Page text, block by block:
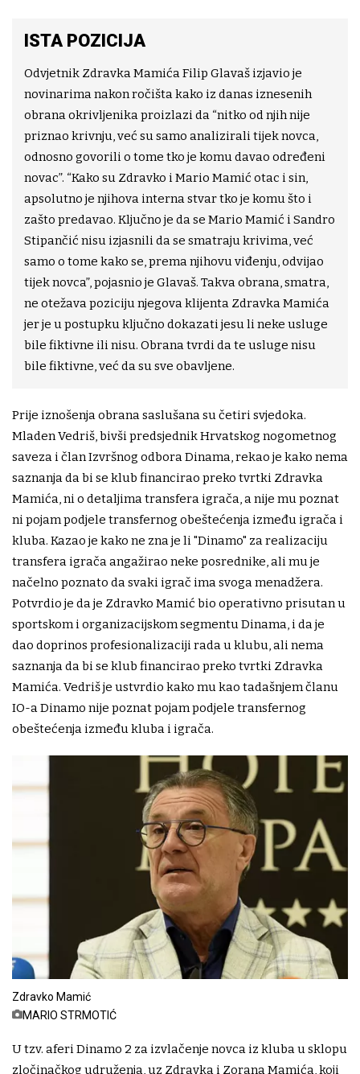
ISTA POZICIJA
Odvjetnik Zdravka Mamića Filip Glavaš izjavio je
novinarima nakon ročišta kako iz danas iznesenih
obrana okrivljenika proizlazi da “nitko od njih nije
priznao krivnju, već su samo analizirali tijek novca,
odnosno govorili o tome tko je komu davao određeni
novac”. “Kako su Zdravko i Mario Mamić otac i sin,
apsolutno je njihova interna stvar tko je komu što i
zašto predavao. Ključno je da se Mario Mamić i Sandro
Stipančić nisu izjasnili da se smatraju krivima, već
samo o tome kako se, prema njihovu viđenju, odvijao
tijek novca”, pojasnio je Glavaš. Takva obrana, smatra,
ne otežava poziciju njegova klijenta Zdravka Mamića
jer je u postupku ključno dokazati jesu li neke usluge
bile fiktivne ili nisu. Obrana tvrdi da te usluge nisu
bile fiktivne, već da su sve obavljene.
Prije iznošenja obrana saslušana su četiri svjedoka.
Mladen Vedriš, bivši predsjednik Hrvatskog nogometnog
saveza i član Izvršnog odbora Dinama, rekao je kako nema
saznanja da bi se klub financirao preko tvrtki Zdravka
Mamića, ni o detaljima transfera igrača, a nije mu poznat
ni pojam podjele transfernog obeštećenja između igrača i
kluba. Kazao je kako ne zna je li "Dinamo" za realizaciju
transfera igrača angažirao neke posrednike, ali mu je
načelno poznato da svaki igrač ima svoga menadžera.
Potvrdio je da je Zdravko Mamić bio operativno prisutan u
sportskom i organizacijskom segmentu Dinama, i da je
dao doprinos profesionalizaciji rada u klubu, ali nema
saznanja da bi se klub financirao preko tvrtki Zdravka
Mamića. Vedriš je ustvrdio kako mu kao tadašnjem članu
IO-a Dinamo nije poznat pojam podjele transfernog
obeštećenja između kluba i igrača.
Zdravko Mamić
MARIO STRMOTIĆ
U tzv. aferi Dinamo 2 za izvlačenje novca iz kluba u sklopu
zločinačkog udruženja, uz Zdravka i Zorana Mamića, koji